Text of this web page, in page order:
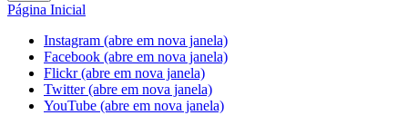
Página Inicial
Instagram (abre em nova janela)
Facebook (abre em nova janela)
Flickr (abre em nova janela)
Twitter (abre em nova janela)
YouTube (abre em nova janela)